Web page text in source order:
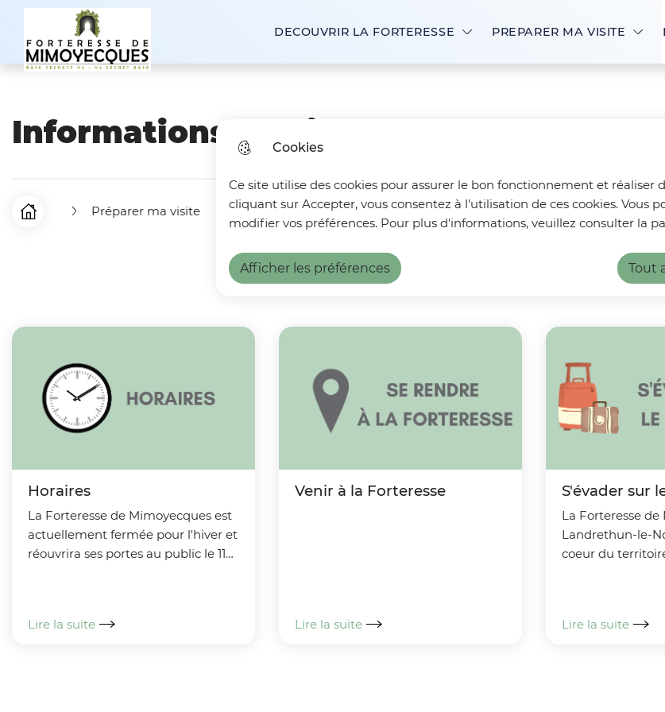
Cookies
Ce site utilise des cookies pour assurer le bon fonctionnement et réaliser
cliquant sur Accepter, vous consentez à l'utilisation de ces cookies. Vous
modifier vos préférences. Pour plus d'informations, veuillez consulter la
Afficher les préférences Tout
Forteresse de Mimoyecques
DECOUVRIR LA FORTERESSE PREPARER MA VISITE
Informations pratiques
F
'
a
Accueil Préparer ma visite Informations pratiques
Horaires
La Forteresse de Mimoyecques est
actuellement fermée pour l'hiver et
réouvrira ses portes au public le 11
Lire la suite
Venir à la Forteresse
Lire la suite
S'évader sur
La Forteresse
Landrethun-le-
coeur du
Lire la suite